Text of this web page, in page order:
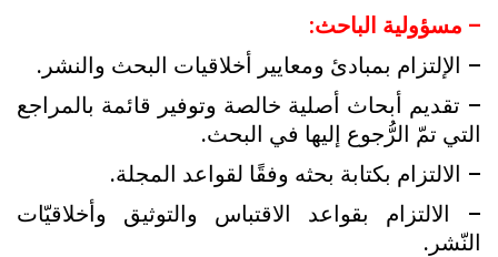
– مسؤولية الباحث:
– الإلتزام بمبادئ ومعايير أخلاقيات البحث والنشر.
– تقديم أبحاث أصلية خالصة وتوفير قائمة بالمراجع
التي تمّ الرُّجوع إليها في البحث.
– الالتزام بکتابة بحثه وفقًا لقواعد المجلة.
– الالتزام بقواعد الاقتباس والتوثيق وأخلاقيّات
النّشر.